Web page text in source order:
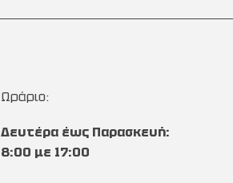
Ωράριο:
Δευτέρα έως Παρασκευή:
8:00 με 17:00